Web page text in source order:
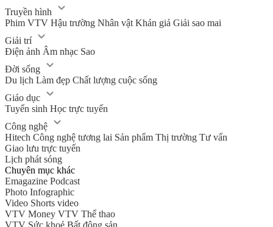
Truyền hình
Phim VTV Hậu trường Nhân vật Khán giả Giải sao mai
Giải trí
Điện ảnh Âm nhạc Sao
Đời sống
Du lịch Làm đẹp Chất lượng cuộc sống
Giáo dục
Tuyển sinh Học trực tuyến
Công nghệ
Hitech Công nghệ tương lai Sản phẩm Thị trường Tư vấn
Giao lưu trực tuyến
Lịch phát sóng
Chuyên mục khác
Emagazine Podcast
Photo Infographic
Video Shorts video
VTV Money VTV Thể thao
VTV Sức khoẻ Bất động sản